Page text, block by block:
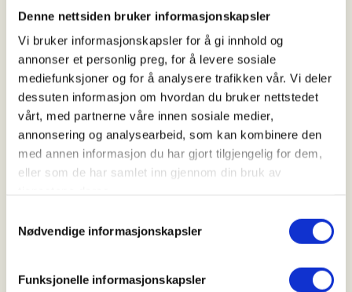
Denne nettsiden bruker informasjonskapsler
Vi bruker informasjonskapsler for å gi innhold og
annonser et personlig preg, for å levere sosiale
mediefunksjoner og for å analysere trafikken vår. Vi deler
dessuten informasjon om hvordan du bruker nettstedet
vårt, med partnerne våre innen sosiale medier,
annonsering og analysearbeid, som kan kombinere den
med annen informasjon du har gjort tilgjengelig for dem,
eller som de har samlet inn gjennom din bruk av
Nødvendige informasjonskapsler
Funksjonelle informasjonskapsler
Tønsberg og omegns JFF
Kontaktperson
https://41551263
tore.gullik.dokken@gmail.com
Vil du være med på duejakt i områdene rundt
landbruksområdene som finnes rundt byen. Både av
hensyn til sikkerheten og at du har grunnleggende
noen av skytekveldene våre i løpet av sommeren.